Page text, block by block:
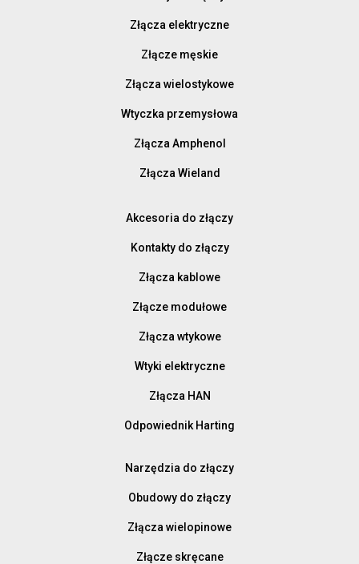
Złącza elektryczne
Złącze męskie
Złącza wielostykowe
Wtyczka przemysłowa
Złącza Amphenol
Złącza Wieland
Akcesoria do złączy
Kontakty do złączy
Złącza kablowe
Złącze modułowe
Złącza wtykowe
Wtyki elektryczne
Złącza HAN
Odpowiednik Harting
Narzędzia do złączy
Obudowy do złączy
Złącza wielopinowe
Złącze skręcane